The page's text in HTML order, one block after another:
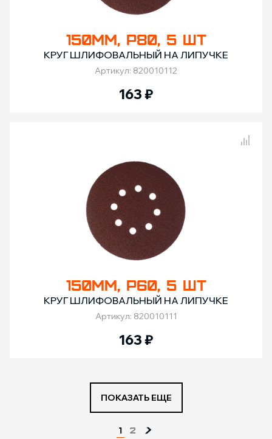
150ММ, Р80, 5 ШТ
КРУГ ШЛИФОВАЛЬНЫЙ НА ЛИПУЧКЕ
Артикул: 820010112
163₽
150ММ, Р60, 5 ШТ
КРУГ ШЛИФОВАЛЬНЫЙ НА ЛИПУЧКЕ
Артикул: 820010111
163₽
ПОКАЗАТЬ ЕЩЕ
1 2